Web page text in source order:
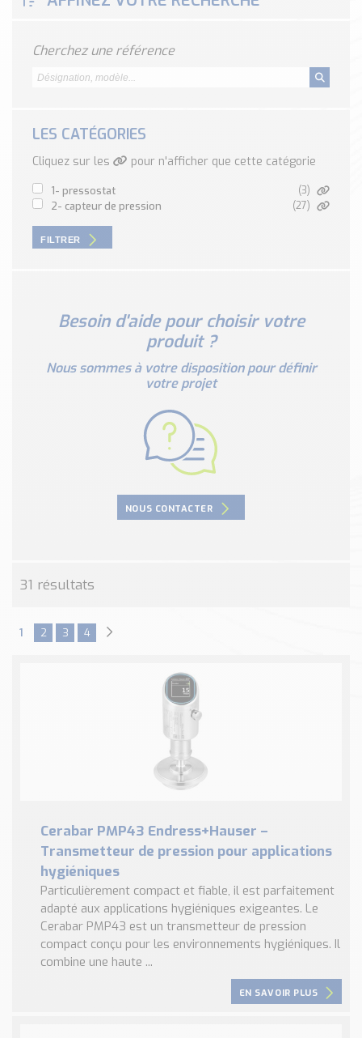
RED LION
IDEM SAFETY
Nos outils et simulateurs
Téléchargement (Logiciels, Documents,..)
Formulaire sonde température
Convertisseur de pression
Calculateur Chauffage/Liquide/Gaz
Nos Réalisations
Conseils et Actualités
Catalogue des essentiels pour les brasseries et micro-
Cherchez une référence
LES CATÉGORIES
Cliquez sur les pour n'afficher que cette catégorie
1- pressostat (3)
2- capteur de pression (27)
FILTRER
Besoin d'aide pour choisir votre
produit ?
Nous sommes à votre disposition pour définir
votre projet
NOUS CONTACTER
31 résultats
1 2 3 4
Cerabar PMP43 Endress+Hauser –
Transmetteur de pression pour applications
hygiéniques
Particulièrement compact et fiable, il est parfaitement
adapté aux applications hygiéniques exigeantes. Le
Cerabar PMP43 est un transmetteur de pression
compact conçu pour les environnements hygiéniques. Il
combine une haute ...
EN SAVOIR PLUS